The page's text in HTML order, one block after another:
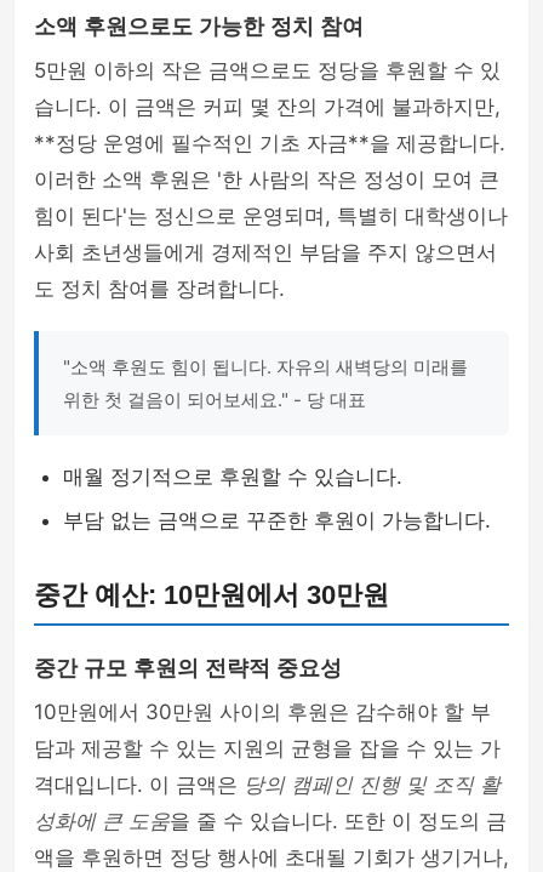
소액 후원으로도 가능한 정치 참여
5만원 이하의 작은 금액으로도 정당을 후원할 수 있
습니다. 이 금액은 커피 몇 잔의 가격에 불과하지만,
**정당 운영에 필수적인 기초 자금**을 제공합니다.
이러한 소액 후원은 '한 사람의 작은 정성이 모여 큰
힘이 된다'는 정신으로 운영되며, 특별히 대학생이나
사회 초년생들에게 경제적인 부담을 주지 않으면서
도 정치 참여를 장려합니다.
"소액 후원도 힘이 됩니다. 자유의 새벽당의 미래를
위한 첫 걸음이 되어보세요." - 당 대표
매월 정기적으로 후원할 수 있습니다.
부담 없는 금액으로 꾸준한 후원이 가능합니다.
중간 예산: 10만원에서 30만원
중간 규모 후원의 전략적 중요성
10만원에서 30만원 사이의 후원은 감수해야 할 부
담과 제공할 수 있는 지원의 균형을 잡을 수 있는 가
격대입니다. 이 금액은 당의 캠페인 진행 및 조직 활
성화에 큰 도움을 줄 수 있습니다. 또한 이 정도의 금
액을 후원하면 정당 행사에 초대될 기회가 생기거나,